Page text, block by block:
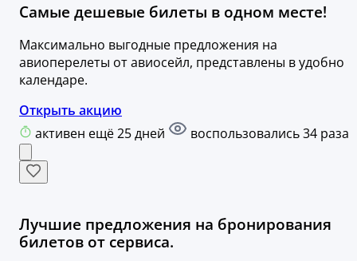
Самые дешевые билеты в одном месте!
Максимально выгодные предложения на
авиоперелеты от авиосейл, представлены в удобно
календаре.
Открыть акцию
активен ещё 25 дней
воспользовались 34 раза
Лучшие предложения на бронирования
билетов от сервиса.